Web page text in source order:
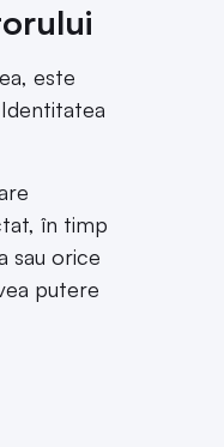
este
în timp
sau orice
putere